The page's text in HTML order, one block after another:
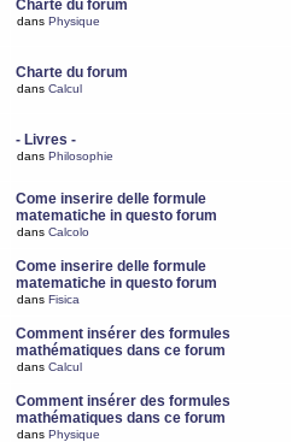
Charte du forum
dans Physique
Charte du forum
dans Calcul
- Livres -
dans Philosophie
Come inserire delle formule
matematiche in questo forum
dans Calcolo
Come inserire delle formule
matematiche in questo forum
dans Fisica
Comment insérer des formules
mathématiques dans ce forum
dans Calcul
Comment insérer des formules
mathématiques dans ce forum
dans Physique